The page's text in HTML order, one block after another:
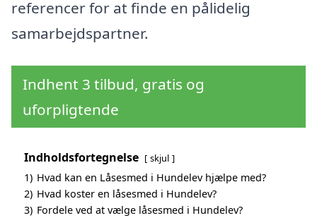
referencer for at finde en pålidelig
samarbejdspartner.
Indhent 3 tilbud, gratis og
uforpligtende
Indholdsfortegnelse skjul
1) Hvad kan en Låsesmed i Hundelev hjælpe med?
2) Hvad koster en låsesmed i Hundelev?
3) Fordele ved at vælge låsesmed i Hundelev?